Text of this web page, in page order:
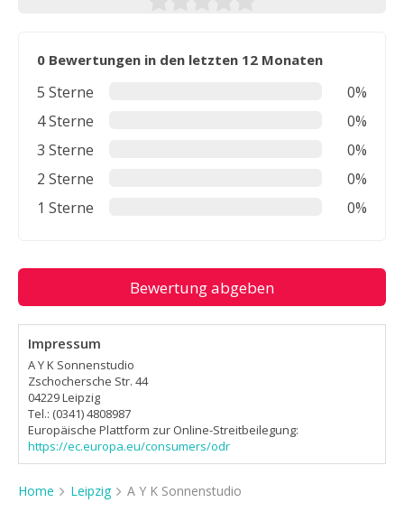
0 Bewertungen in den letzten 12 Monaten
5 Sterne
0%
4 Sterne
0%
3 Sterne
0%
2 Sterne
0%
1 Sterne
0%
Bewertung abgeben
Impressum
A Y K Sonnenstudio
Zschochersche Str. 44
04229 Leipzig
Tel.: (0341) 4808987
Europäische Plattform zur Online-Streitbeilegung:
https://ec.europa.eu/consumers/odr
Home Leipzig A Y K Sonnenstudio